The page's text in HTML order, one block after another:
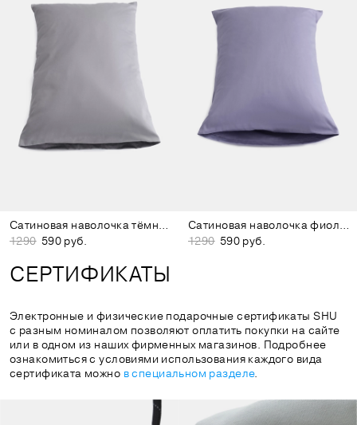
Сатиновая наволочка тёмно-серая
1290 590 руб.
Сатиновая наволочка фиолетовая
1290 590 руб.
СЕРТИФИКАТЫ
Электронные и физические подарочные сертификаты SHU
с разным номиналом позволяют оплатить покупки на сайте
или в одном из наших фирменных магазинов. Подробнее
ознакомиться с условиями использования каждого вида
сертификата можно в специальном разделе.